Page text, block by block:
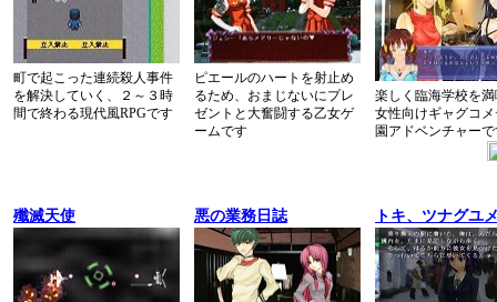
町で起こった連続殺人事件
を解決していく、２～３時
間で終わる現代風RPGです
ピエールのハートを射止め
るため、おまじないにプレ
ゼントと大奮闘する乙女ゲ
ームです
楽しく臨海学校を
女性向けギャグコ
園アドベンチャー
殲滅天使 悪の業務日誌 トキ、ツナグユ